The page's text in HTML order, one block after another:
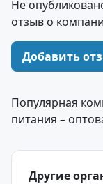
Не
отзыв о
Добавить
Популярная
питания –
Другие